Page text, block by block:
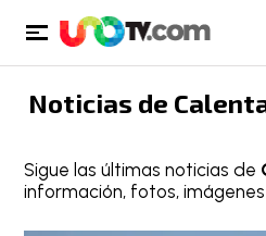
Noticias de
Sigue las últimas noticias de
información, fotos,